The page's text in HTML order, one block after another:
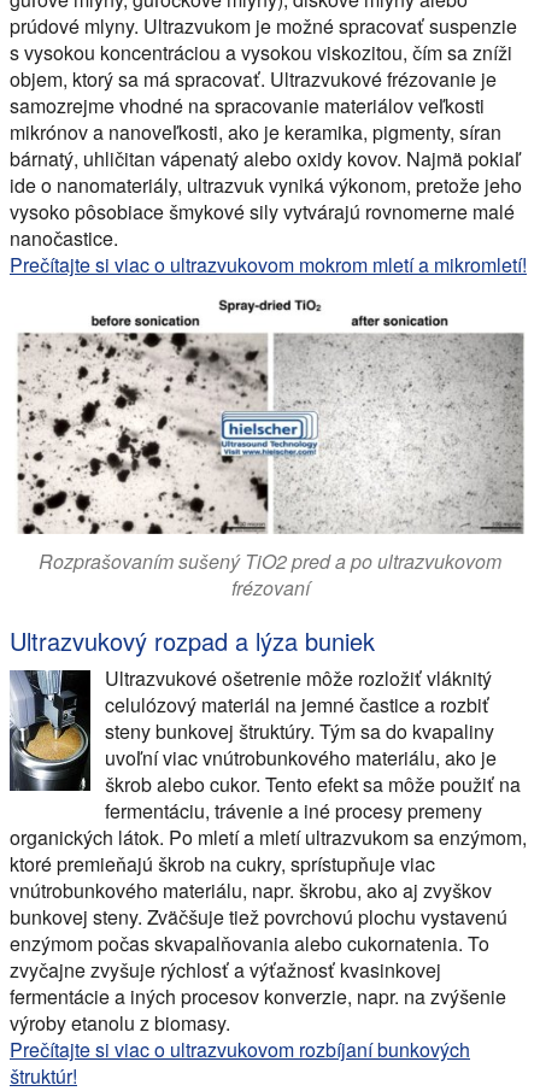
prúdové mlyny. Ultrazvukom je možné spracovať suspenzie
s vysokou koncentráciou a vysokou viskozitou, čím sa zníži
objem, ktorý sa má spracovať. Ultrazvukové frézovanie je
samozrejme vhodné na spracovanie materiálov veľkosti
mikrónov a nanoveľkosti, ako je keramika, pigmenty, síran
bárnatý, uhličitan vápenatý alebo oxidy kovov. Najmä pokiaľ
ide o nanomateriály, ultrazvuk vyniká výkonom, pretože jeho
vysoko pôsobiace šmykové sily vytvárajú rovnomerne malé
nanočastice.
Prečítajte si viac o ultrazvukovom mokrom mletí a mikromletí!
Rozprašovaním sušený TiO2 pred a po ultrazvukovom
frézovaní
Ultrazvukový rozpad a lýza buniek
Ultrazvukové ošetrenie môže rozložiť vláknitý
celulózový materiál na jemné častice a rozbiť
steny bunkovej štruktúry. Tým sa do kvapaliny
uvoľní viac vnútrobunkového materiálu, ako je
škrob alebo cukor. Tento efekt sa môže použiť na
fermentáciu, trávenie a iné procesy premeny
organických látok. Po mletí a mletí ultrazvukom sa enzýmom,
ktoré premieňajú škrob na cukry, sprístupňuje viac
vnútrobunkového materiálu, napr. škrobu, ako aj zvyškov
bunkovej steny. Zväčšuje tiež povrchovú plochu vystavenú
enzýmom počas skvapalňovania alebo cukornatenia. To
zvyčajne zvyšuje rýchlosť a výťažnosť kvasinkovej
fermentácie a iných procesov konverzie, napr. na zvýšenie
výroby etanolu z biomasy.
Prečítajte si viac o ultrazvukovom rozbíjaní bunkových
štruktúr!